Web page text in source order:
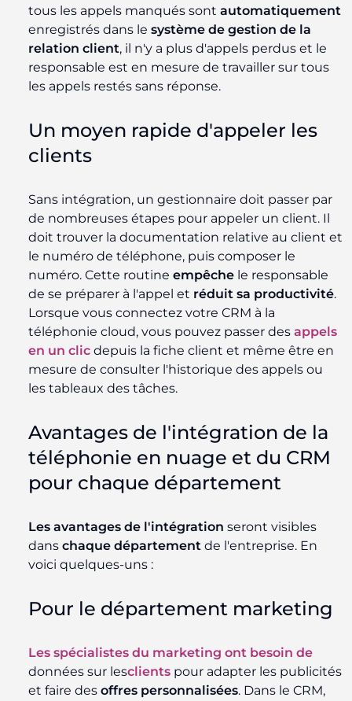
tous les appels manqués sont automatiquement
enregistrés dans le système de gestion de la
relation client, il n'y a plus d'appels perdus et le
responsable est en mesure de travailler sur tous
les appels restés sans réponse.
Un moyen rapide d'appeler les
clients
Sans intégration, un gestionnaire doit passer par
de nombreuses étapes pour appeler un client. Il
doit trouver la documentation relative au client et
le numéro de téléphone, puis composer le
numéro. Cette routine empêche le responsable
de se préparer à l'appel et réduit sa productivité.
Lorsque vous connectez votre CRM à la
téléphonie cloud, vous pouvez passer des appels
en un clic depuis la fiche client et même être en
mesure de consulter l'historique des appels ou
les tableaux des tâches.
Avantages de l'intégration de la
téléphonie en nuage et du CRM
pour chaque département
Les avantages de l'intégration seront visibles
dans chaque département de l'entreprise. En
voici quelques-uns :
Pour le département marketing
Les spécialistes du marketing ont besoin de
données sur lesclients pour adapter les publicités
et faire des offres personnalisées. Dans le CRM,